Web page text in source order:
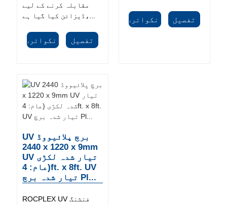
مقابلہ کرنے کے لیے
ڈیزائن کیا گیا ہے،...
انکوائری تفصیل
انکوائری تفصیل
UV برچ پلائیووڈ
2440 x 1220 x 9mm
UV تیار شدہ لکڑی
(عام: 4ft. x 8ft. UV
تیار شدہ برچ Pl...
ROCPLEX UV فنشنگ